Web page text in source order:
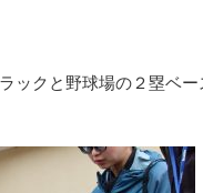
ックと野球場の２塁ベ